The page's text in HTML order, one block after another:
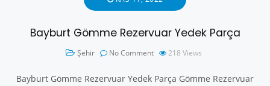
Bayburt Gömme Rezervuar Yedek Parça
Şehir No Comment 218 Views
Bayburt Gömme Rezervuar Yedek Parça Gömme Rezervuar